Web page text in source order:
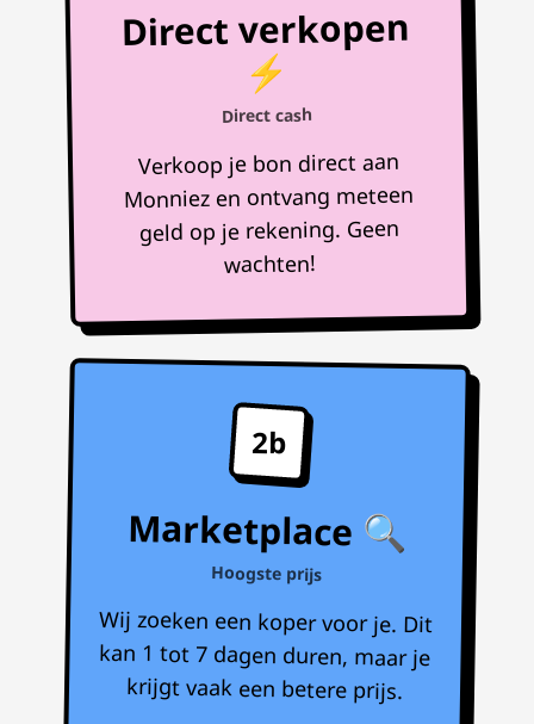
Direct verkopen
⚡
Direct cash
Verkoop je bon direct aan
Monniez en ontvang meteen
geld op je rekening. Geen
wachten!
2b
Marketplace 🔍
Hoogste prijs
Wij zoeken een koper voor je. Dit
kan 1 tot 7 dagen duren, maar je
krijgt vaak een betere prijs.